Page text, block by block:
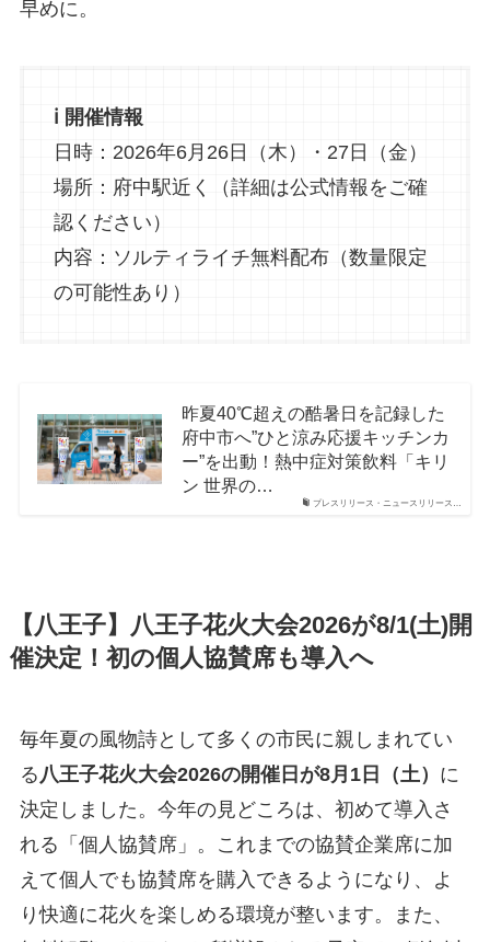
早めに。
ℹ️ 開催情報
日時：2026年6月26日（木）・27日（金）
場所：府中駅近く（詳細は公式情報をご確
認ください）
内容：ソルティライチ無料配布（数量限定
の可能性あり）
プレスリリース・ニュースリリース…
昨夏40℃超えの酷暑日を記録した
府中市へ”ひと涼み応援キッチンカ
ー”を出動！熱中症対策飲料「キリ
ン 世界の…
【八王子】八王子花火大会2026が8/1(土)開
催決定！初の個人協賛席も導入へ
毎年夏の風物詩として多くの市民に親しまれてい
る 八王子花火大会2026の開催日が8月1日（土） に
決定しました。今年の見どころは、初めて導入さ
れる「個人協賛席」。これまでの協賛企業席に加
えて個人でも協賛席を購入できるようになり、よ
り快適に花火を楽しめる環境が整います。また、